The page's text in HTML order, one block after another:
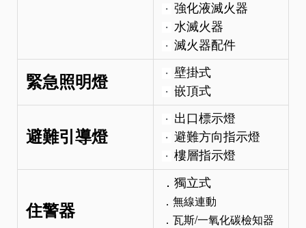
・ 強化液滅火器
・ 水滅火器
・ 滅火器配件
緊急照明燈 ・ 壁掛式
・ 嵌頂式
避難引導燈
・ 出口標示燈
・ 避難方向指示燈
・ 樓層指示燈
住警器
．獨立式
．無線連動
．瓦斯/一氧化碳檢知器